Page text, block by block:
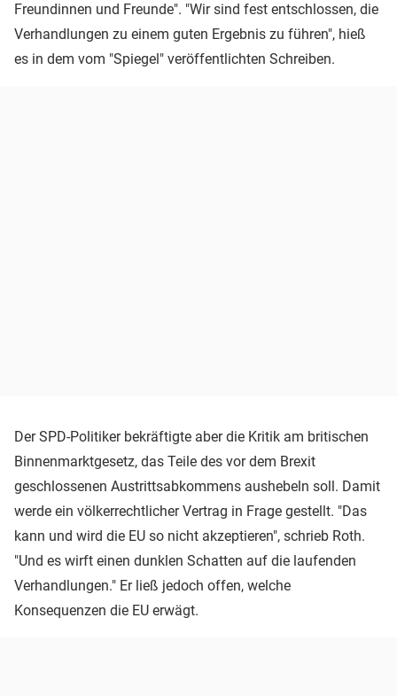
Freundinnen und Freunde". "Wir sind fest entschlossen, die
Verhandlungen zu einem guten Ergebnis zu führen", hieß
es in dem vom "Spiegel" veröffentlichten Schreiben.
Der SPD-Politiker bekräftigte aber die Kritik am britischen
Binnenmarktgesetz, das Teile des vor dem Brexit
geschlossenen Austrittsabkommens aushebeln soll. Damit
werde ein völkerrechtlicher Vertrag in Frage gestellt. "Das
kann und wird die EU so nicht akzeptieren", schrieb Roth.
"Und es wirft einen dunklen Schatten auf die laufenden
Verhandlungen." Er ließ jedoch offen, welche
Konsequenzen die EU erwägt.